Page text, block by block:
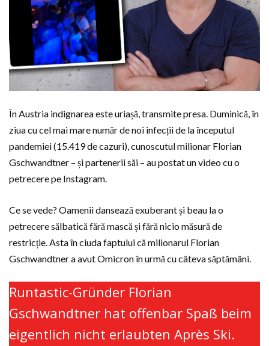
În Austria indignarea este uriașă, transmite presa. Duminică, în
ziua cu cel mai mare număr de noi infecții de la începutul
pandemiei (15.419 de cazuri), cunoscutul milionar Florian
Gschwandtner – și partenerii săi – au postat un video cu o
petrecere pe Instagram.
Ce se vede? Oamenii dansează exuberant și beau la o
petrecere sălbatică fără mască și fără nicio măsură de
restricție. Asta în ciuda faptului că milionarul Florian
Gschwandtner a avut Omicron în urmă cu câteva săptămâni.
Runtastic-Gründer Florian
Gschwandtner hat offenbar Spaß beim
eigentlich nicht erlaubten Après Ski.